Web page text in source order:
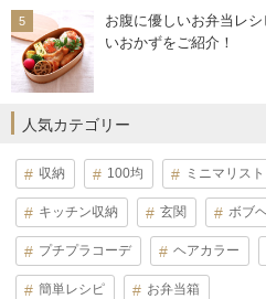
お腹に優しいお弁当レ
いおかずをご紹介！
人気カテゴリー
収納 100均 ミニマリスト
キッチン収納 玄関 ボブ
プチプラコーデ ヘアカラー
簡単レシピ お弁当箱